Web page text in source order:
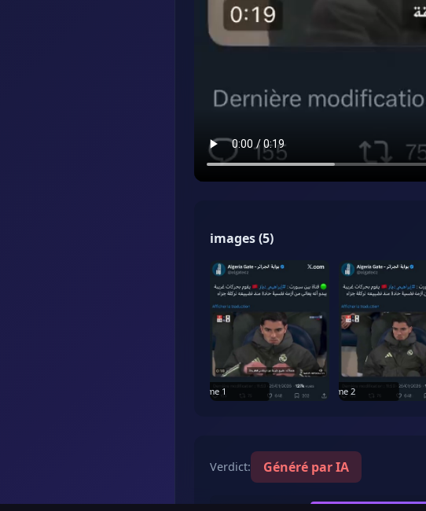
images(5)
Frame 1 Frame 2
Verdict: Généré par IA